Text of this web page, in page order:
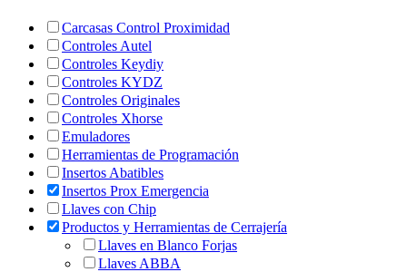
Carcasas Control Proximidad
Controles Autel
Controles Keydiy
Controles KYDZ
Controles Originales
Controles Xhorse
Emuladores
Herramientas de Programación
Insertos Abatibles
Insertos Prox Emergencia
Llaves con Chip
Productos y Herramientas de Cerrajería
Llaves en Blanco Forjas
Llaves ABBA